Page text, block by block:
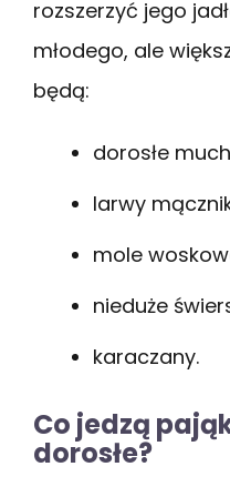
rozszerzyć jego
młodego, ale
będą:
dorosłe
larwy
mole
nieduże
karaczany.
Co jedzą
dorosłe?